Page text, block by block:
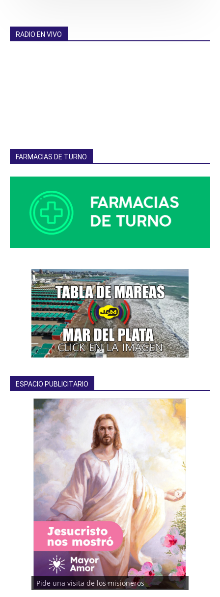
RADIO EN VIVO
FARMACIAS DE TURNO
ESPACIO PUBLICITARIO
Pide una visita de los misioneros